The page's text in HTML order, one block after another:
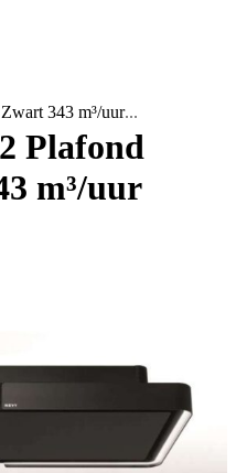
343 m³/uur
Plafond
m³/uur